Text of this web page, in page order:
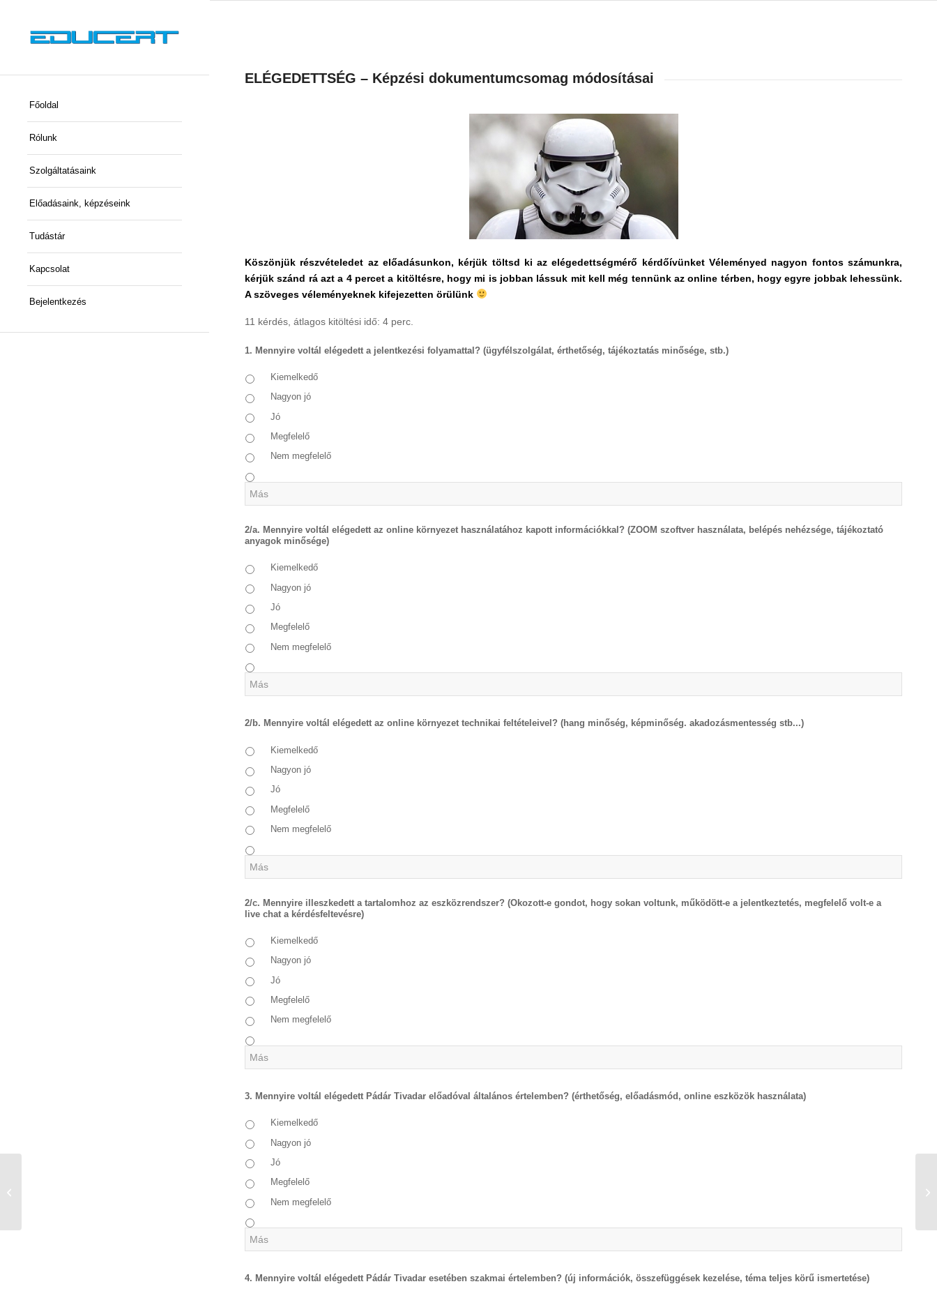
Főoldal
Rólunk
Szolgáltatásaink
Előadásaink, képzéseink
Tudástár
Kapcsolat
Bejelentkezés
ELÉGEDETTSÉG – Képzési dokumentumcsomag módosításai
Köszönjük részvételedet az előadásunkon, kérjük töltsd ki az elégedettségmérő kérdőívünket Véleményed nagyon fontos számunkra,
kérjük szánd rá azt a 4 percet a kitöltésre, hogy mi is jobban lássuk mit kell még tennünk az online térben, hogy egyre jobbak lehessünk.
A szöveges véleményeknek kifejezetten örülünk
11 kérdés, átlagos kitöltési idő: 4 perc.
1. Mennyire voltál elégedett a jelentkezési folyamattal? (ügyfélszolgálat, érthetőség, tájékoztatás minősége, stb.)
Kiemelkedő
Nagyon jó
Jó
Megfelelő
Nem megfelelő
2/a. Mennyire voltál elégedett az online környezet használatához kapott információkkal? (ZOOM szoftver használata, belépés nehézsége, tájékoztató
anyagok minősége)
Kiemelkedő
Nagyon jó
Jó
Megfelelő
Nem megfelelő
2/b. Mennyire voltál elégedett az online környezet technikai feltételeivel? (hang minőség, képminőség. akadozásmentesség stb...)
Kiemelkedő
Nagyon jó
Jó
Megfelelő
Nem megfelelő
2/c. Mennyire illeszkedett a tartalomhoz az eszközrendszer? (Okozott-e gondot, hogy sokan voltunk, működött-e a jelentkeztetés, megfelelő volt-e a
live chat a kérdésfeltevésre)
Kiemelkedő
Nagyon jó
Jó
Megfelelő
Nem megfelelő
3. Mennyire voltál elégedett Pádár Tivadar előadóval általános értelemben? (érthetőség, előadásmód, online eszközök használata)
Kiemelkedő
Nagyon jó
Jó
Megfelelő
Nem megfelelő
4. Mennyire voltál elégedett Pádár Tivadar esetében szakmai értelemben? (új információk, összefüggések kezelése, téma teljes körű ismertetése)